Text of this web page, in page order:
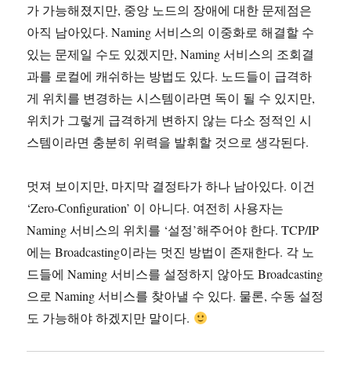
가 가능해졌지만, 중앙 노드의 장애에 대한 문제점은
아직 남아있다. Naming 서비스의 이중화로 해결할 수
있는 문제일 수도 있겠지만, Naming 서비스의 조회결
과를 로컬에 캐쉬하는 방법도 있다. 노드들이 급격하
게 위치를 변경하는 시스템이라면 독이 될 수 있지만,
위치가 그렇게 급격하게 변하지 않는 다소 정적인 시
스템이라면 충분히 위력을 발휘할 것으로 생각된다.
멋져 보이지만, 마지막 결정타가 하나 남아있다. 이건
‘Zero-Configuration’ 이 아니다. 여전히 사용자는
Naming 서비스의 위치를 ‘설정’해주어야 한다. TCP/IP
에는 Broadcasting이라는 멋진 방법이 존재한다. 각 노
드들에 Naming 서비스를 설정하지 않아도 Broadcasting
으로 Naming 서비스를 찾아낼 수 있다. 물론, 수동 설정
도 가능해야 하겠지만 말이다.